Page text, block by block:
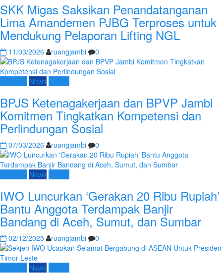
SKK Migas Saksikan Penandatanganan
Lima Amandemen PJBG Terproses untuk
Mendukung Pelaporan Lifting NGL
11/03/2026 ruangjambi 0
News
BPJS Ketenagakerjaan dan BPVP Jambi
Komitmen Tingkatkan Kompetensi dan
Perlindungan Sosial
07/03/2026 ruangjambi 0
News
IWO Luncurkan ‘Gerakan 20 Ribu Rupiah’
Bantu Anggota Terdampak Banjir
Bandang di Aceh, Sumut, dan Sumbar
02/12/2025 ruangjambi 0
News